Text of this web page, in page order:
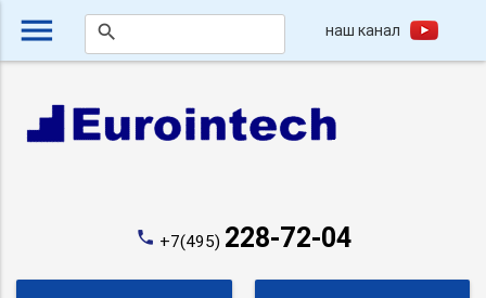
menu search наш канал
phone +7(495) 228-72-04